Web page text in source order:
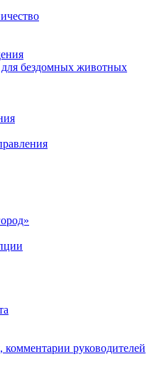
бездомных животных
комментарии руководителей